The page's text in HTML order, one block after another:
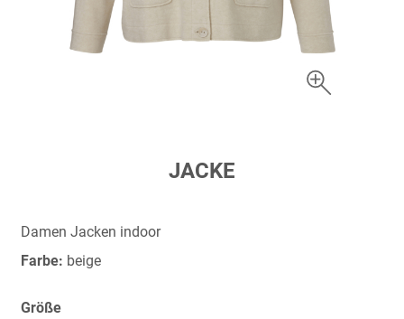
springen
JACKE
Damen Jacken indoor
Farbe: beige
Größe